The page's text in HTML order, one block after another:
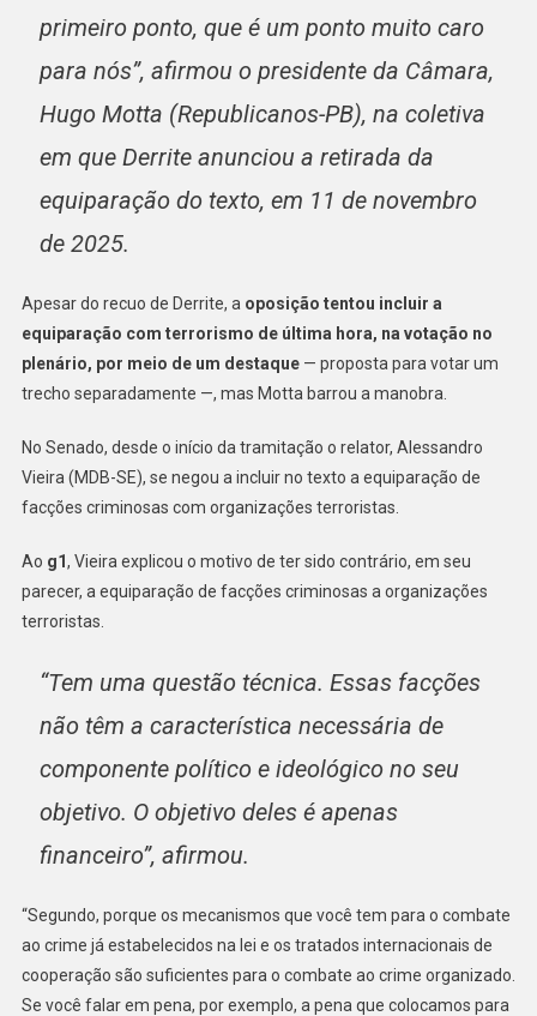
primeiro ponto, que é um ponto muito caro
para nós”, afirmou o presidente da Câmara,
Hugo Motta (Republicanos-PB), na coletiva
em que Derrite anunciou a retirada da
equiparação do texto, em 11 de novembro
de 2025.
Apesar do recuo de Derrite, a oposição tentou incluir a
equiparação com terrorismo de última hora, na votação no
plenário, por meio de um destaque— proposta para votar um
trecho separadamente —, mas Motta barrou a manobra.
No Senado, desde o início da tramitação o relator, Alessandro
Vieira (MDB-SE), se negou a incluir no texto a equiparação de
facções criminosas com organizações terroristas.
Ao g1, Vieira explicou o motivo de ter sido contrário, em seu
parecer, a equiparação de facções criminosas a organizações
terroristas.
“Tem uma questão técnica. Essas facções
não têm a característica necessária de
componente político e ideológico no seu
objetivo. O objetivo deles é apenas
financeiro”, afirmou.
“Segundo, porque os mecanismos que você tem para o combate
ao crime já estabelecidos na lei e os tratados internacionais de
cooperação são suficientes para o combate ao crime organizado.
Se você falar em pena, por exemplo, a pena que colocamos para